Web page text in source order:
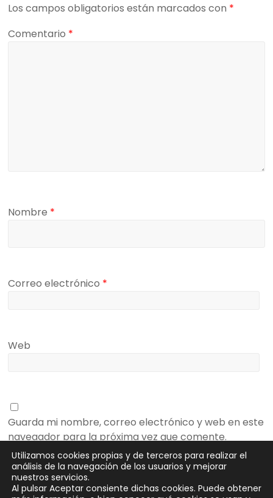
Los campos obligatorios están marcados con *
Comentario *
Nombre *
Correo electrónico *
Web
Guarda mi nombre, correo electrónico y web en este
navegador para la próxima vez que comente.
Utilizamos cookies propias y de terceros para realizar el
análisis de la navegación de los usuarios y mejorar
nuestros servicios.
Al pulsar Aceptar consiente dichas cookies. Puede obtener